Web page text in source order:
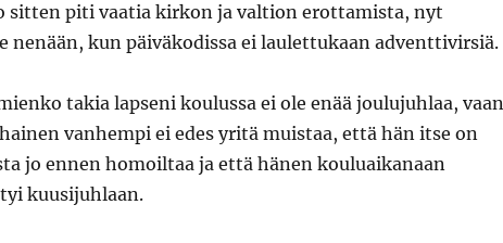
sitten piti vaatia kirkon ja valtion erottamista, nyt
nenään, kun päiväkodissa ei laulettukaan adventtivirsiä.
takia lapseni koulussa ei ole enää joulujuhlaa, vaan
vanhempi ei edes yritä muistaa, että hän itse on
jo ennen homoiltaa ja että hänen kouluaikanaan
kuusijuhlaan.